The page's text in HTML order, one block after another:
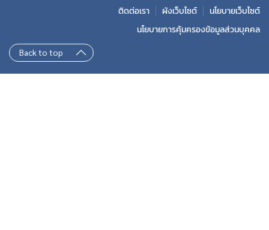
ติดต่อเรา ผังเว็บไซต์
นโยบายเว็บไซต์
นโยบายการคุ้มครองข้อมูลส่วนบุคคล
Back to top